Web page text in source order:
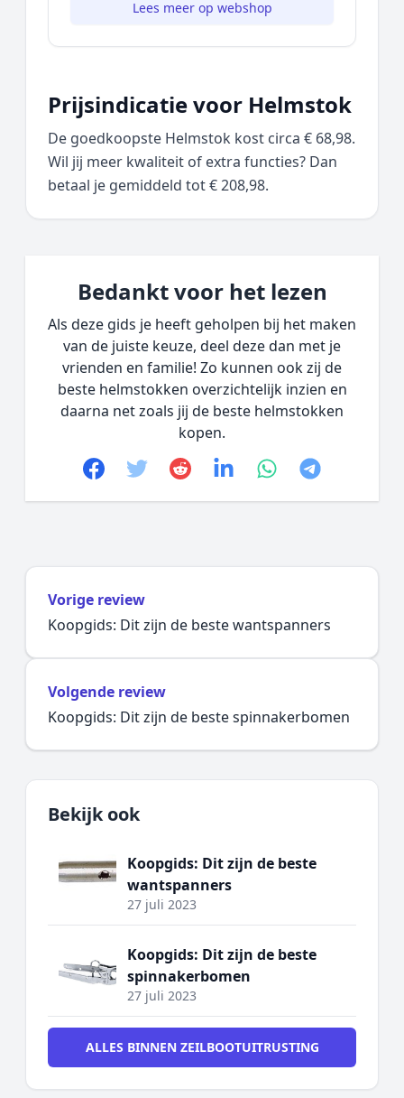
Lees meer op webshop
Prijsindicatie voor Helmstok
De goedkoopste Helmstok kost circa € 68,98.
Wil jij meer kwaliteit of extra functies? Dan
betaal je gemiddeld tot € 208,98.
Bedankt voor het lezen
Als deze gids je heeft geholpen bij het maken
van de juiste keuze, deel deze dan met je
vrienden en familie! Zo kunnen ook zij de
beste helmstokken overzichtelijk inzien en
daarna net zoals jij de beste helmstokken
kopen.
Facebook
TwitterRedditlinkedinwhatsapp
telegram
Vorige review
Koopgids: Dit zijn de beste wantspanners
Volgende review
Koopgids: Dit zijn de beste spinnakerbomen
Bekijk ook
Koopgids: Dit zijn de beste
wantspanners
27 juli 2023
Koopgids: Dit zijn de beste
spinnakerbomen
27 juli 2023
ALLES BINNEN ZEILBOOTUITRUSTING